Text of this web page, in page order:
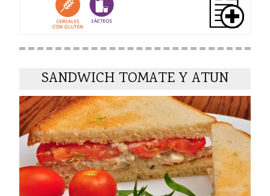
SANDWICH TOMATE Y ATUN